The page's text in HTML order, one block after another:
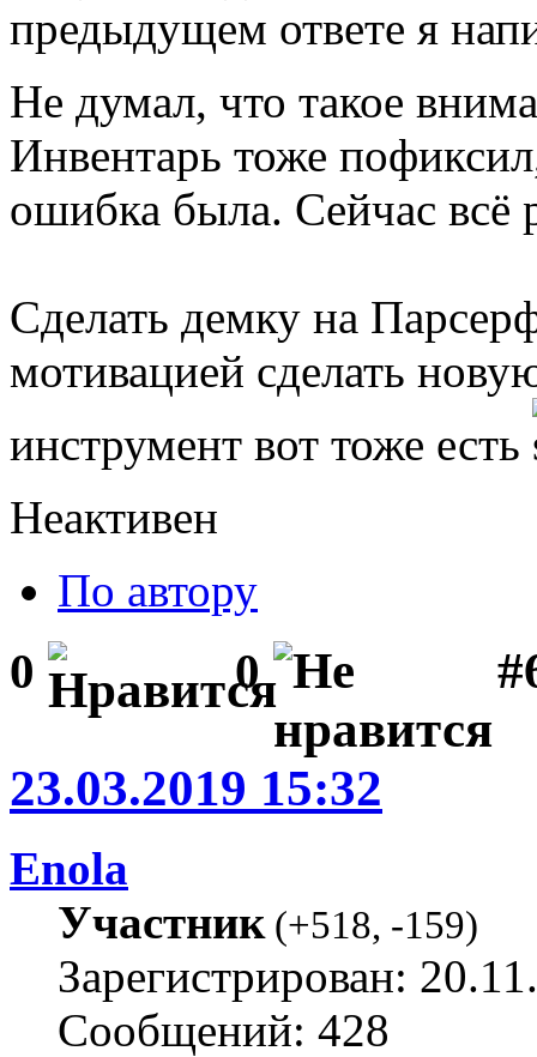
предыдущем ответе я
Не думал, что такое
Инвентарь тоже
ошибка была. Сейчас всё
Сделать демку на
мотивацией сделать
инструмент вот тоже есть
Неактивен
По автору
0 0
23.03.2019 15:32
Enola
Участник(+518, -159)
Зарегистрирован:
Сообщений: 428